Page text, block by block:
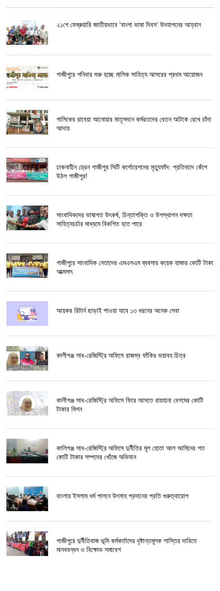
২১শে ফেব্রুয়ারি জাতীয়ভাবে ‘বাংলা ভাষা দিবস’ উদযাপনের আহ্বান
গাজীপুরে শনিবার শুরু হচ্ছে মাসিক সাহিত্য আসরের প্রথম আয়োজন
গাসিকের রাবেয়া আনোয়ার মাতৃসদনে কর্মরতদের বেতন আটকে রেখে চাঁদা
আদায়
ঢাকনাহীন ড্রেন গাজীপুর সিটি কর্পোরেশনের মৃত্যুফাঁদ: প্রতিবাদে কেঁপে
উঠল গাজীপুর!
সাংবাদিকদের ভাষাগত উৎকর্ষ, চিন্তাশক্তি ও উপস্থাপন দক্ষতা
সাহিত্যচর্চার মাধ্যমে বিকশিত হতে পারে
গাজীপুরে সাংবাদিক নেতাদের এমএলএম ব্যবসায় কয়েক হাজার কোটি টাকা
আত্মসাৎ
আয়কর রিটার্ন ছাড়াই পাওয়া যাবে ১৩ ধরনের অনেক সেবা
কালীগঞ্জ সাব-রেজিস্ট্রি অফিসে রাজস্ব ফাঁকির ভয়াবহ চিত্র
কালীগঞ্জ সাব-রেজিস্ট্রি অফিসে ফিরে আসতে রায়হানা বেগমের কোটি
টাকার মিশন
কালিগঞ্জ সাব-রেজিস্ট্রি অফিসে দুর্নীতির মূল হোতা আল আমিনের শত
কোটি টাকার সম্পদের খোঁজে অভিযান
বাংলায় ইসলাম ধর্ম পালনে উৎসাহ প্রদানের প্রতি গুরুত্বারোপ
গাজীপুরে দুর্নীতিবাজ ভূমি কর্মকর্তাদের দৃষ্টান্তমূলক শাস্তির দাবিতে
মানববন্ধন ও বিক্ষোভ সমাবেশ